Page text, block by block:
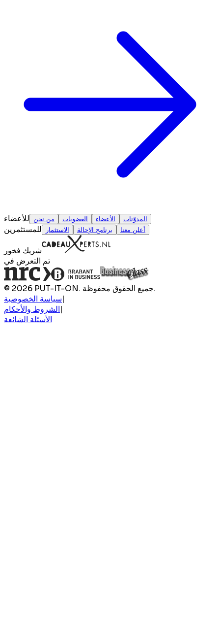
للأعضاء من نحن العضويات الأعضاء المدوّنات
للمستثمرين الاستثمار برنامج الإحالة أعلن معنا
شريك فخور
تم التعرض في
© 2026 PUT-IT-ON. جميع الحقوق محفوظة.
سياسة الخصوصية|
الشروط والأحكام|
الأسئلة الشائعة